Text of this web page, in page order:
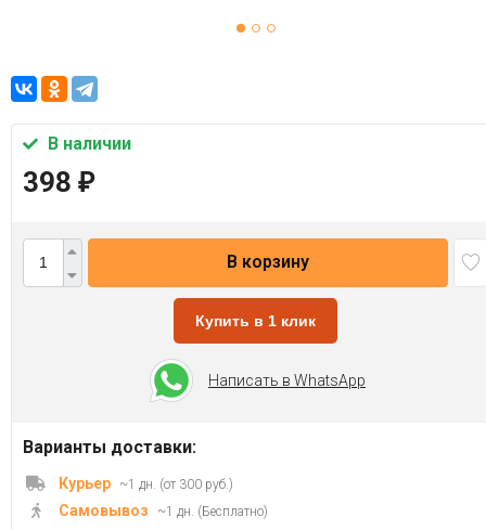
В наличии
398 ₽
В корзину
Купить в 1 клик
Написать в WhatsApp
Варианты доставки:
Курьер ~1 дн. (от 300 руб.)
Самовывоз ~1 дн. (Бесплатно)